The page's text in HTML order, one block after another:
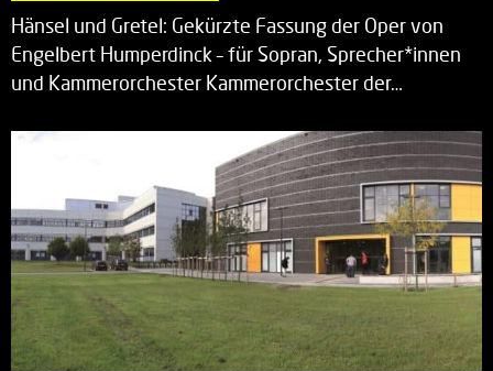
Hänsel und Gretel: Gekürzte Fassung der Oper von
Engelbert Humperdinck – für Sopran, Sprecher*innen
und Kammerorchester Kammerorchester der…